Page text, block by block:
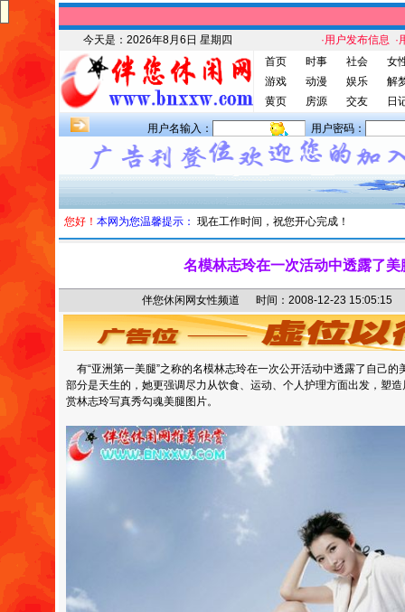
今天是： 2026年8月6日 星期四 ·用户发布信息 ·
首页
时事 社会
女
游戏
动漫 娱乐
解
黄页
房源 交友 日
用户名输入： 用户密码：
您好！ 本网为您温馨提示： 现在工作时间，祝您开心完成！
名模林志玲在一次活动中透露了美
伴您休闲网女性频道 时间：2008-12-23
有“亚洲第一美腿”之称的名模林志玲在一次公开活动中透露了自己
部分是天生的，她更强调尽力从饮食、运动、个人护理方面出发，塑
赏林志玲写真秀勾魂美腿图片。